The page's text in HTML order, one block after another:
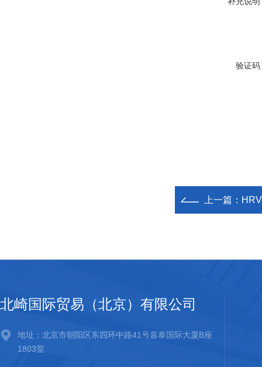
验证码
上一篇：
北崎国际贸易（北京）有限公司
地址：北京市朝阳区东四环中路41号嘉泰国际大厦B座
1803室